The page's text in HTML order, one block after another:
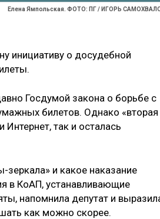
Елена Ямпольская. ФОТО: ПГ / ИГОРЬ
инициативу о досудебной
Госдумой закона о борьбе с
билетов. Однако «вторая
так и осталась
и какое наказание
в КоАП, устанавливающие
напомнила депутат и
как можно скорее.